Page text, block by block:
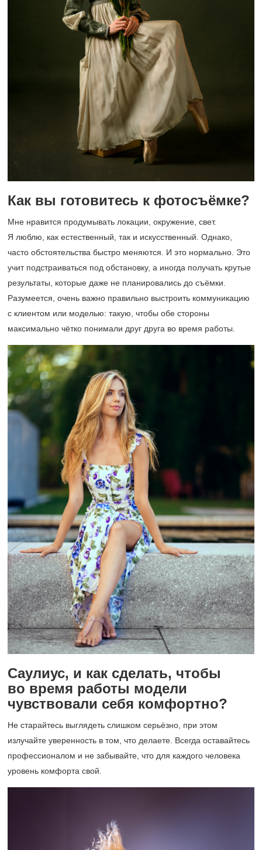
Как вы готовитесь к фотосъёмке?
Мне нравится продумывать локации, окружение, свет.
Я люблю, как естественный, так и искусственный. Однако,
часто обстоятельства быстро меняются. И это нормально. Это
учит подстраиваться под обстановку, а иногда получать крутые
результаты, которые даже не планировались до съёмки.
Разумеется, очень важно правильно выстроить коммуникацию
с клиентом или моделью: такую, чтобы обе стороны
максимально чётко понимали друг друга во время работы.
Саулиус, и как сделать, чтобы
во время работы модели
чувствовали себя комфортно?
Не старайтесь выглядеть слишком серьёзно, при этом
излучайте уверенность в том, что делаете. Всегда оставайтесь
профессионалом и не забывайте, что для каждого человека
уровень комфорта свой.